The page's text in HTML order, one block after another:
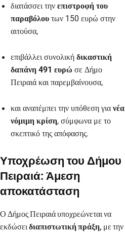
διατάσσει την επιστροφή του
παραβόλου των 150 ευρώ στην
αιτούσα,
επιβάλλει συνολική δικαστική
δαπάνη 491 ευρώ σε Δήμο
Πειραιά και παρεμβαίνουσα,
και αναπέμπει την υπόθεση για νέα
νόμιμη κρίση, σύμφωνα με το
σκεπτικό της απόφασης.
Υποχρέωση του Δήμου
Πειραιά: Άμεση
αποκατάσταση
Ο Δήμος Πειραιά υποχρεώνεται να
εκδώσει διαπιστωτική πράξη, με την